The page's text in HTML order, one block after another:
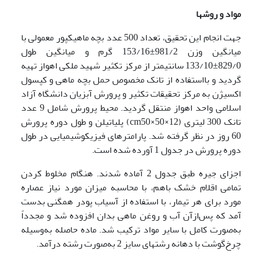
مواد و روشها
جهت انجام این تحقیق، تعداد 500 عدد بچه ماهی­کپور معمولی با
میانگین وزن 981/2±153/16 گرم و میانگین طول
829/0±133/10 سانتی­متر از مرکز تکثیر شهید ملکی اهواز تهیه
گردید و بااستفاده از تانک مخصوص حمل بچه ماهی و کپسول
اکسیژن به مرکز تحقیقات تکثیر و پرورش آبزیان دانشگاه آزاد
اسلامی واحد اهواز منتقل گردید. محیط پرورش شامل 9 عدد
تانک 300 لیتری (cm50×50×12) پلی­اتیلن و طول دوره پرورش
60 روز در نظر گرفته شد. پارامترهای فیزیکوشیمیایی در طول
دوره پرورش در جدول 1 آورده شده است.
اجزای جیره طبق جدول 2 آماده شدند. هنگام مخلوط کردن
تمامی اقلام خشک باهم، با محاسبه میزان مورد نیاز عصاره
مورد برای هر تیمار، با استفاده از آسیاب پودر همگنی بدست
آمد که پس‌ازآن آب و روغن ماهی بدان افزوده شد و مجدداً
به‌صورت کامل با سایر مواد ترکیب شد. ماده حاصله به‌وسیله
چرخ‌گوشت با دهانه رشته­ای سایز 2 به‌صورت رشته درآمد.